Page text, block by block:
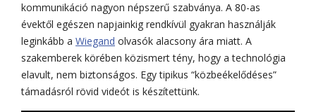
kommunikáció nagyon népszerű szabványa. A 80-as
évektől egészen napjainkig rendkívül gyakran használják
leginkább a Wiegand olvasók alacsony ára miatt. A
szakemberek körében közismert tény, hogy a technológia
elavult, nem biztonságos. Egy tipikus “közbeékelődéses”
támadásról rövid videót is készítettünk.